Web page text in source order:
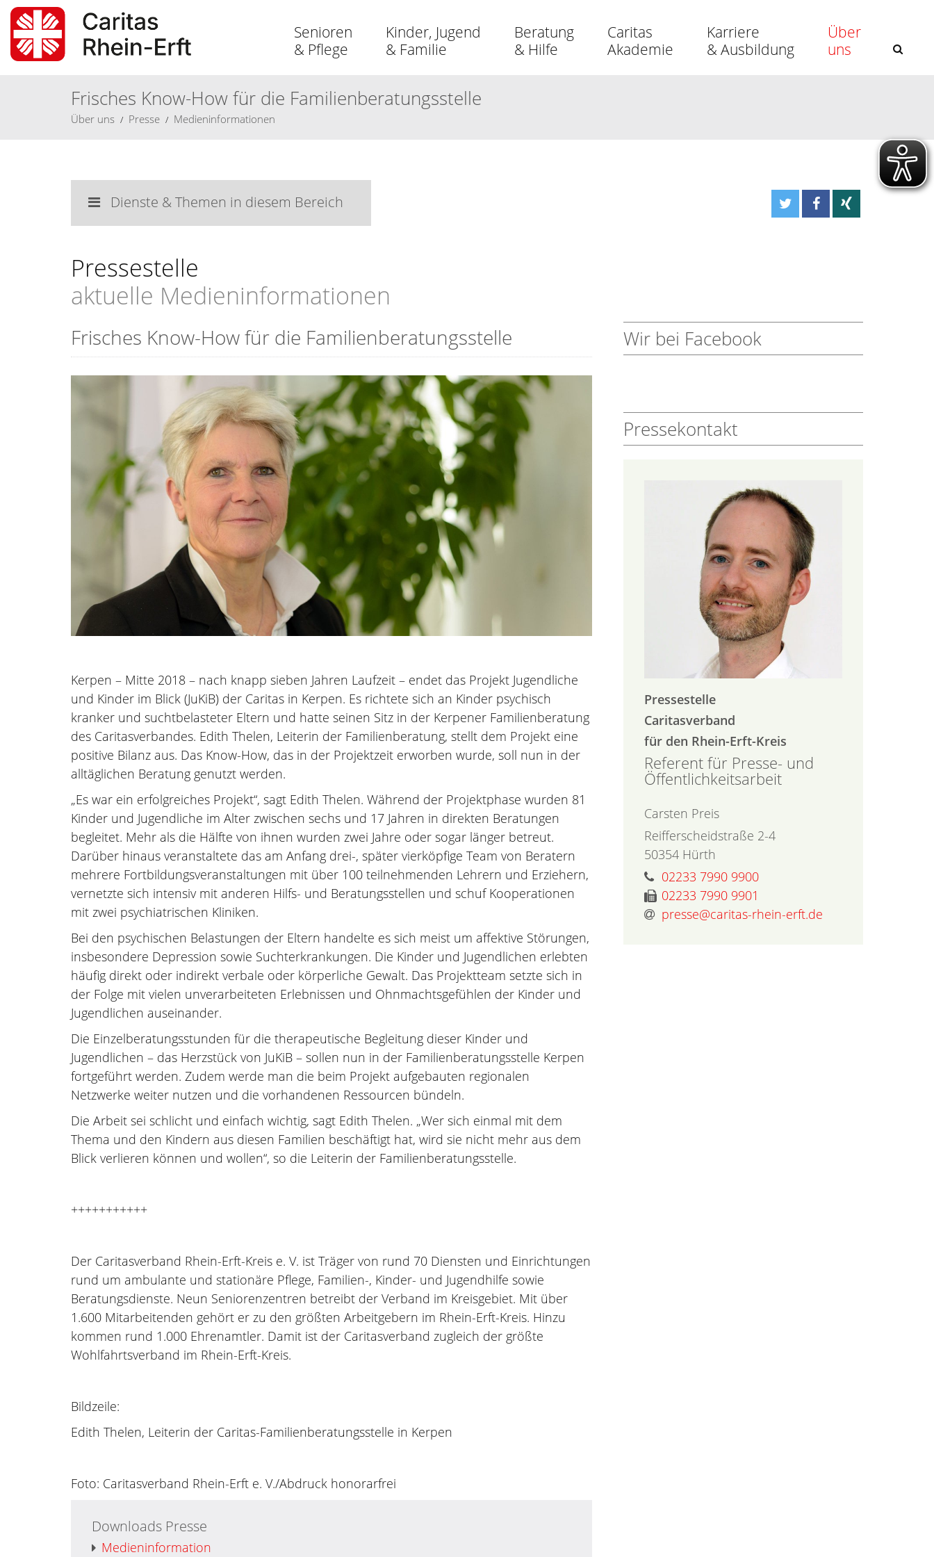
Senioren
& Pflege
Kinder, Jugend
& Familie
Beratung
& Hilfe
Caritas
Akademie
Karriere
& Ausbildung
Über
uns
Frisches Know-How für die Familienberatungsstelle
Über uns Presse Medieninformationen
Dienste & Themen in diesem Bereich
Pressestelle
aktuelle Medieninformationen
Frisches Know-How für die Familienberatungsstelle
Kerpen – Mitte 2018 – nach knapp sieben Jahren Laufzeit – endet das Projekt Jugendliche
und Kinder im Blick (JuKiB) der Caritas in Kerpen. Es richtete sich an Kinder psychisch
kranker und suchtbelasteter Eltern und hatte seinen Sitz in der Kerpener Familienberatung
des Caritasverbandes. Edith Thelen, Leiterin der Familienberatung, stellt dem Projekt eine
positive Bilanz aus. Das Know-How, das in der Projektzeit erworben wurde, soll nun in der
alltäglichen Beratung genutzt werden.
„Es war ein erfolgreiches Projekt“, sagt Edith Thelen. Während der Projektphase wurden 81
Kinder und Jugendliche im Alter zwischen sechs und 17 Jahren in direkten Beratungen
begleitet. Mehr als die Hälfte von ihnen wurden zwei Jahre oder sogar länger betreut.
Darüber hinaus veranstaltete das am Anfang drei-, später vierköpfige Team von Beratern
mehrere Fortbildungsveranstaltungen mit über 100 teilnehmenden Lehrern und Erziehern,
vernetzte sich intensiv mit anderen Hilfs- und Beratungsstellen und schuf Kooperationen
mit zwei psychiatrischen Kliniken.
Bei den psychischen Belastungen der Eltern handelte es sich meist um affektive Störungen,
insbesondere Depression sowie Suchterkrankungen. Die Kinder und Jugendlichen erlebten
häufig direkt oder indirekt verbale oder körperliche Gewalt. Das Projektteam setzte sich in
der Folge mit vielen unverarbeiteten Erlebnissen und Ohnmachtsgefühlen der Kinder und
Jugendlichen auseinander.
Die Einzelberatungsstunden für die therapeutische Begleitung dieser Kinder und
Jugendlichen – das Herzstück von JuKiB – sollen nun in der Familienberatungsstelle Kerpen
fortgeführt werden. Zudem werde man die beim Projekt aufgebauten regionalen
Netzwerke weiter nutzen und die vorhandenen Ressourcen bündeln.
Die Arbeit sei schlicht und einfach wichtig, sagt Edith Thelen. „Wer sich einmal mit dem
Thema und den Kindern aus diesen Familien beschäftigt hat, wird sie nicht mehr aus dem
Blick verlieren können und wollen“, so die Leiterin der Familienberatungsstelle.
+++++++++++
Der Caritasverband Rhein-Erft-Kreis e. V. ist Träger von rund 70 Diensten und Einrichtungen
rund um ambulante und stationäre Pflege, Familien-, Kinder- und Jugendhilfe sowie
Beratungsdienste. Neun Seniorenzentren betreibt der Verband im Kreisgebiet. Mit über
1.600 Mitarbeitenden gehört er zu den größten Arbeitgebern im Rhein-Erft-Kreis. Hinzu
kommen rund 1.000 Ehrenamtler. Damit ist der Caritasverband zugleich der größte
Wohlfahrtsverband im Rhein-Erft-Kreis.
Bildzeile:
Edith Thelen, Leiterin der Caritas-Familienberatungsstelle in Kerpen
Foto: Caritasverband Rhein-Erft e. V./Abdruck honorarfrei
Downloads Presse
Medieninformation
Wir bei Facebook
Pressekontakt
Pressestelle
Caritasverband
für den Rhein-Erft-Kreis
Referent für Presse- und
Öffentlichkeitsarbeit
Carsten Preis
Reifferscheidstraße 2-4
50354 Hürth
02233 7990 9900
02233 7990 9901
presse@caritas-rhein-erft.de